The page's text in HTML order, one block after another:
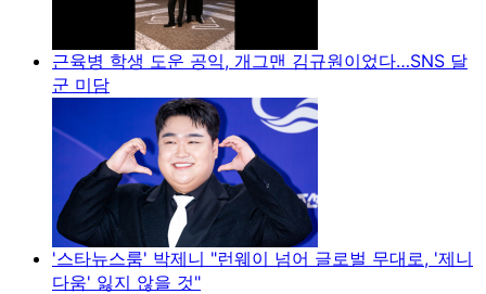
근육병 학생 도운 공익, 개그맨 김규원이었다…SNS 달
군 미담
'스타뉴스룸' 박제니 "런웨이 넘어 글로벌 무대로, '제니
다움' 잃지 않을 것"